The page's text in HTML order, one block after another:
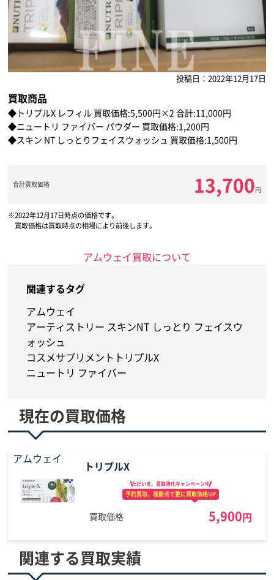
投稿日：2022年12月17日
買取商品
◆トリプルX レフィル 買取価格:5,500円×2 合計:11,000円
◆ニュートリ ファイバー パウダー 買取価格:1,200円
◆スキン NT しっとりフェイスウォッシュ 買取価格:1,500円
合計買取価格 13,700円
2022年12月17日時点の価格です。
買取価格は買取時点の相場により前後します。
アムウェイ買取について
関連するタグ
アムウェイ
アーティストリー スキンNT しっとり フェイスウ
ォッシュ
コスメサプリメント トリプルX
ニュートリ ファイバー
現在の買取価格
アムウェイ
トリプルX
ただいま、買取強化キャンペーン中
予約買取、複数点で更に買取価格UP
買取価格 5,900円
関連する買取実績